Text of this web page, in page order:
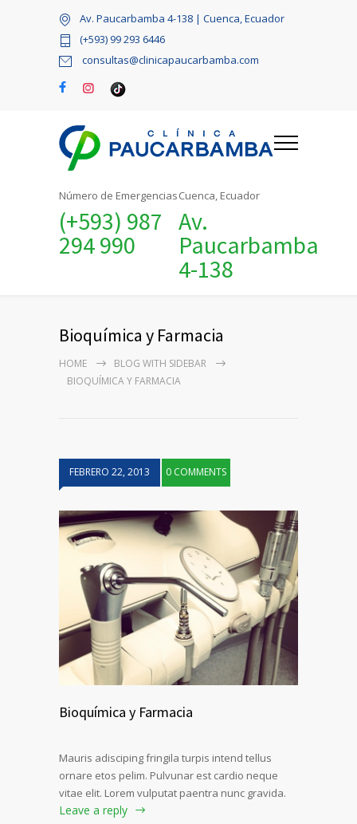
Av. Paucarbamba 4-138 | Cuenca, Ecuador
(+593) 99 293 6446
consultas@clinicapaucarbamba.com
Número de Emergencias
(+593) 987
294 990
Cuenca, Ecuador
Av.
Paucarbamba
4-138
Bioquímica y Farmacia
HOME
BLOG WITH SIDEBAR
BIOQUÍMICA Y FARMACIA
FEBRERO 22, 2013 0 COMMENTS
Bioquímica y Farmacia
Mauris adisciping fringila turpis intend tellus
ornare etos pelim. Pulvunar est cardio neque
vitae elit. Lorem vulputat paentra nunc gravida.
Leave a reply